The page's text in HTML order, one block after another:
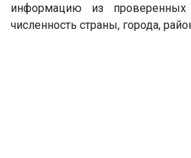
информацию из проверенных
численность страны, города,